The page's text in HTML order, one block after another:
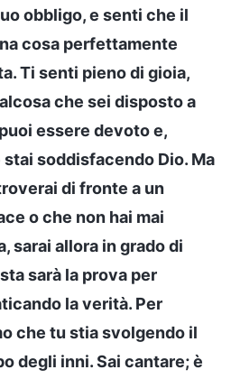
obbligo, e senti che il
cosa perfettamente
Ti senti pieno di gioia,
che sei disposto a
essere devoto e,
soddisfacendo Dio. Ma
di fronte a un
o che non hai mai
sarai allora in grado di
sarà la prova per
la verità. Per
che tu stia svolgendo il
degli inni. Sai cantare; è